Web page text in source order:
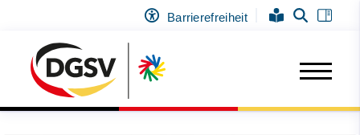
Barrierefreiheit